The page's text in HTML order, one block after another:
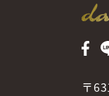
〒